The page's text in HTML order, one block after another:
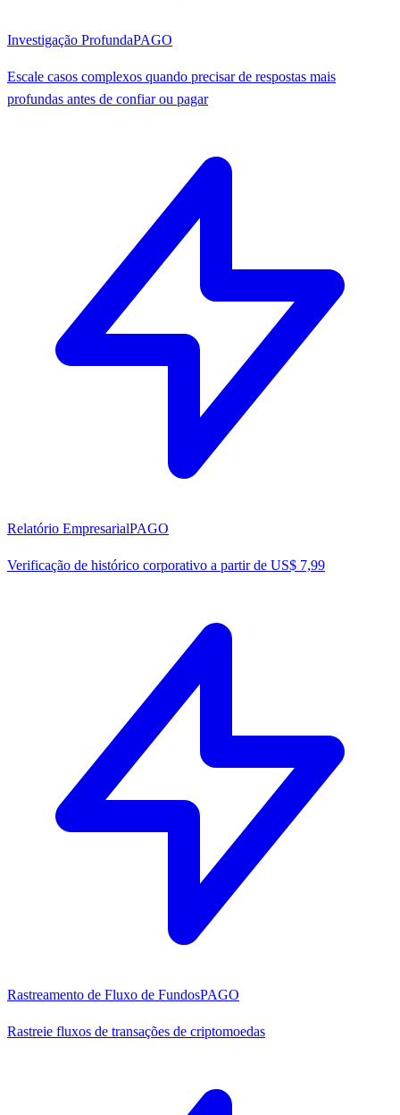
Investigação ProfundaPAGO
Escale casos complexos quando precisar de respostas mais
profundas antes de confiar ou pagar
Relatório EmpresarialPAGO
Verificação de histórico corporativo a partir de US$ 7,99
Rastreamento de Fluxo de FundosPAGO
Rastreie fluxos de transações de criptomoedas